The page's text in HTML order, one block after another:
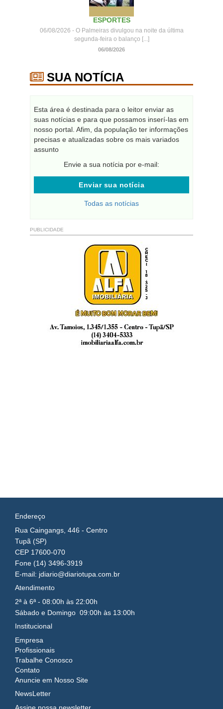
ESPORTES
06/08/2026 - O Palmeiras divulgou na noite da última
segunda-feira o balanço [...]
06/08/2026
SUA NOTÍCIA
Esta área é destinada para o leitor enviar as
suas notícias e para que possamos inserí-las em
nosso portal. Afim, da população ter informações
precisas e atualizadas sobre os mais variados
assunto
Envie a sua notícia por e-mail:
Enviar sua notícia
Todas as notícias
PUBLICIDADE
Endereço
Rua Caingangs, 446 - Centro
Tupã (SP)
CEP 17600-070
Fone (14) 3496-3919
E-mail: jdiario@diariotupa.com.br
Atendimento
2ª à 6ª - 08:00h às 22:00h
Sábado e Domingo 09:00h às 13:00h
Institucional
Empresa
Profissionais
Trabalhe Conosco
Contato
Anuncie em Nosso Site
NewsLetter